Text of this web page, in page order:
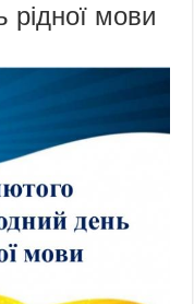
мови